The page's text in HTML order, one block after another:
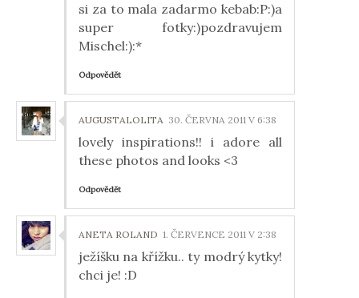
si za to mala zadarmo kebab:P:)a
super fotky:)pozdravujem
Mischel:):*
Odpovědět
AUGUSTALOLITA 30. ČERVNA 2011 V 6:38
lovely inspirations!! i adore all
these photos and looks <3
Odpovědět
ANETA ROLAND 1. ČERVENCE 2011 V 2:38
ježíšku na křížku.. ty modrý kytky!
chci je! :D